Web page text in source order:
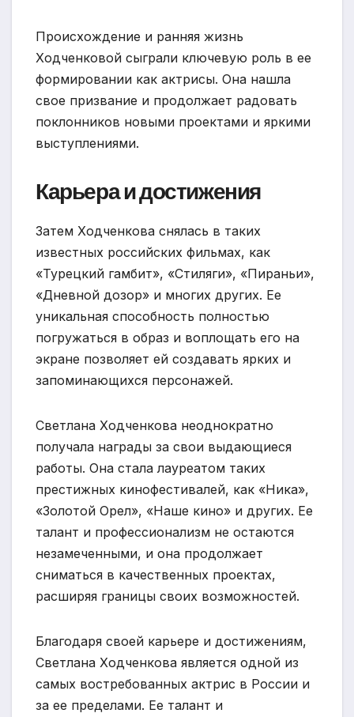
Происхождение и ранняя жизнь
Ходченковой сыграли ключевую роль в ее
формировании как актрисы. Она нашла
свое призвание и продолжает радовать
поклонников новыми проектами и яркими
выступлениями.
Карьера и достижения
Затем Ходченкова снялась в таких
известных российских фильмах, как
«Турецкий гамбит», «Стиляги», «Пираньи»,
«Дневной дозор» и многих других. Ее
уникальная способность полностью
погружаться в образ и воплощать его на
экране позволяет ей создавать ярких и
запоминающихся персонажей.
Светлана Ходченкова неоднократно
получала награды за свои выдающиеся
работы. Она стала лауреатом таких
престижных кинофестивалей, как «Ника»,
«Золотой Орел», «Наше кино» и других. Ее
талант и профессионализм не остаются
незамеченными, и она продолжает
сниматься в качественных проектах,
расширяя границы своих возможностей.
Благодаря своей карьере и достижениям,
Светлана Ходченкова является одной из
самых востребованных актрис в России и
за ее пределами. Ее талант и